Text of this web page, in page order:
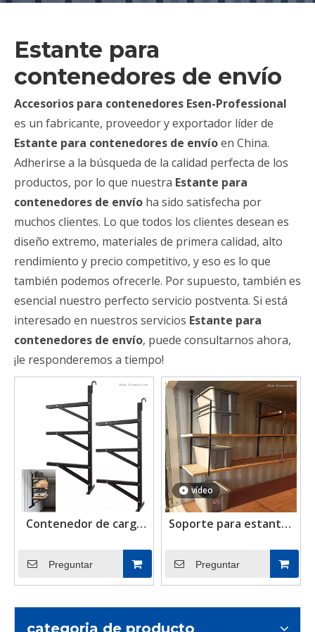
Estante para
contenedores de envío
Accesorios para contenedores Esen-Professional
es un fabricante, proveedor y exportador líder de
Estante para contenedores de envíoen China.
Adherirse a la búsqueda de la calidad perfecta de los
productos, por lo que nuestra Estante para
contenedores de envío ha sido satisfecha por
muchos clientes. Lo que todos los clientes desean es
diseño extremo, materiales de primera calidad, alto
rendimiento y precio competitivo, y eso es lo que
también podemos ofrecerle. Por supuesto, también es
esencial nuestro perfecto servicio postventa. Si está
interesado en nuestros servicios Estante para
contenedores de envío, puede consultarnos ahora,
¡le responderemos a tiempo!
Contenedor de carga
estantería ajustable,
estante de
almacenamiento,
Preguntar
vídeo
Soporte para estantes
soporte de suspensión
para estantes de
contenedores de
Preguntar
categoria de producto